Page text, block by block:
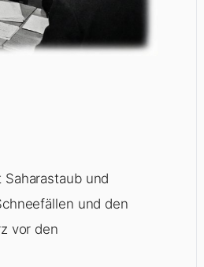
und
und den
vor den